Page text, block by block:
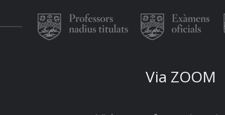
Via ZOOM